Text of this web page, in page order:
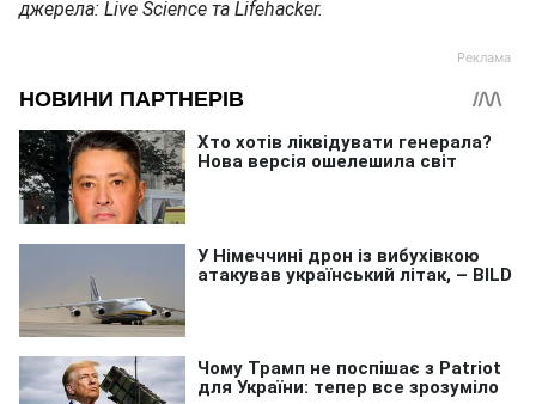
джерела: Live Science та Lifehacker.